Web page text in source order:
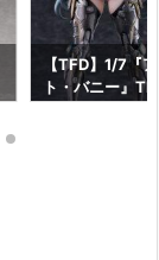
【TFD】1/7『
ト・バニー』